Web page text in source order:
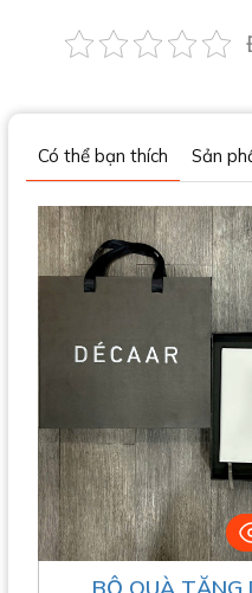
Có thể bạn thích Sản
BỘ QUÀ TẶNG